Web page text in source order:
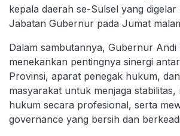
kepala daerah se-Sulsel yang digelar
Jabatan Gubernur pada Jumat
Dalam sambutannya, Gubernur Andi
menekankan pentingnya sinergi
Provinsi, aparat penegak hukum,
masyarakat untuk menjaga stabilitas,
hukum secara profesional, serta
governance yang bersih dan